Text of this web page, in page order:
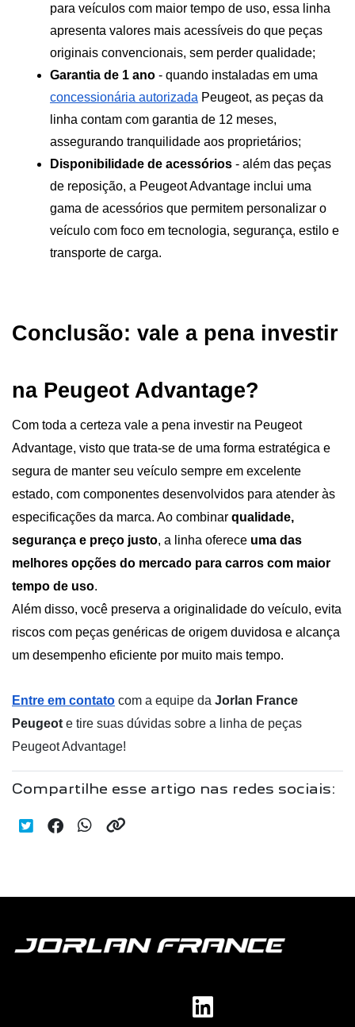
para veículos com maior tempo de uso, essa linha
apresenta valores mais acessíveis do que peças
originais convencionais, sem perder qualidade;
Garantia de 1 ano
concessionária autorizada Peugeot, as peças da
linha contam com garantia de 12 meses,
assegurando tranquilidade aos proprietários;
Disponibilidade de acessórios - além das peças
de reposição, a Peugeot Advantage inclui uma
gama de acessórios que permitem personalizar o
veículo com foco em tecnologia, segurança, estilo e
transporte de carga.
Conclusão: vale a pena investir
na Peugeot Advantage?
Com toda a certeza vale a pena investir na Peugeot
Advantage, visto que trata-se de uma forma estratégica e
segura de manter seu veículo sempre em excelente
estado, com componentes desenvolvidos para atender às
especificações da marca. Ao combinar qualidade,
segurança e preço justo, a linha oferece uma das
melhores opções do mercado para carros com maior
tempo de uso.
Além disso, você preserva a originalidade do veículo, evita
riscos com peças genéricas de origem duvidosa e alcança
um desempenho eficiente por muito mais tempo.
Entre em contato com a equipe da Jorlan France
Peugeot e tire suas dúvidas sobre a linha de peças
Peugeot Advantage!
Compartilhe esse artigo nas redes sociais: